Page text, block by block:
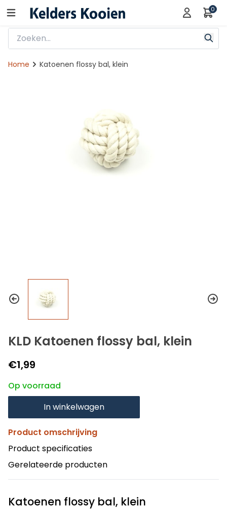
0
Home Katoenen flossy bal, klein
KLD Katoenen flossy bal, klein
€1,99
Op voorraad
In winkelwagen
Product omschrijving
Product specificaties
Gerelateerde producten
Katoenen flossy bal, klein